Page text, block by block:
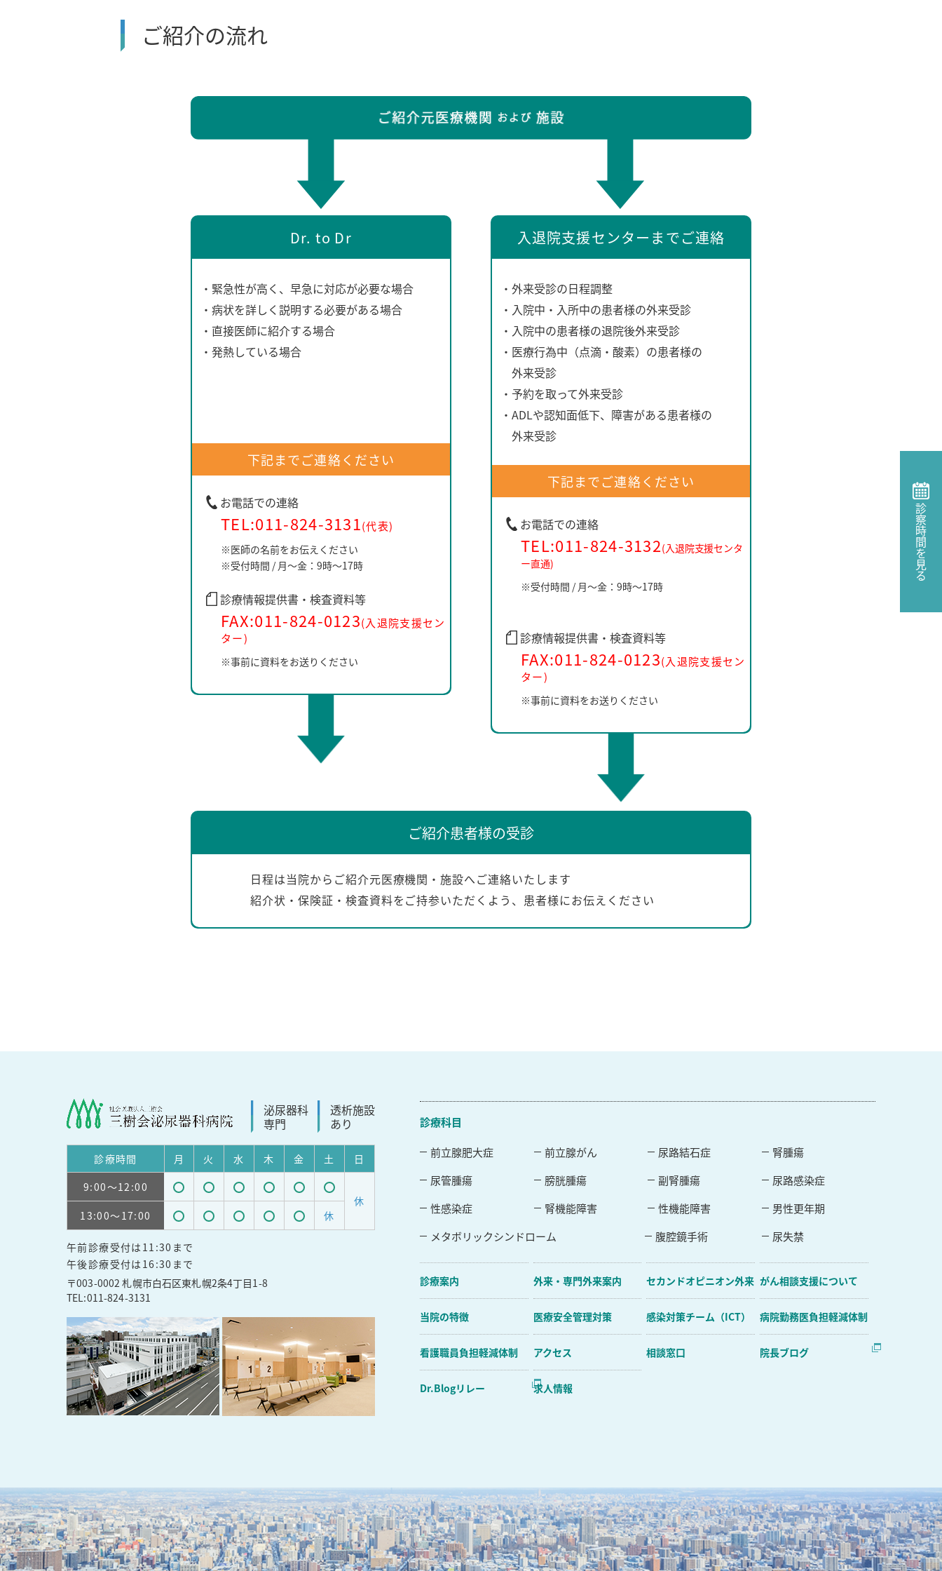
診察時間を見る
ご紹介の流れ
Dr. to Dr
・緊急性が高く、早急に対応が必要な場合
・病状を詳しく説明する必要がある場合
・直接医師に紹介する場合
・発熱している場合
下記までご連絡ください
お電話での連絡
TEL:011-824-3131(代表)
※医師の名前をお伝えください
※受付時間 / 月～金：9時～17時
診療情報提供書・検査資料等
FAX:011-824-0123(入退院支援セン
ター)
※事前に資料をお送りください
入退院支援センターまでご連絡
・外来受診の日程調整
・入院中・入所中の患者様の外来受診
・入院中の患者様の退院後外来受診
・医療行為中（点滴・酸素）の患者様の
外来受診
・予約を取って外来受診
・ADLや認知面低下、障害がある患者様の
外来受診
下記までご連絡ください
お電話での連絡
TEL:011-824-3132(入退院支援センタ
ー直通)
※受付時間 / 月～金：9時～17時
診療情報提供書・検査資料等
FAX:011-824-0123(入退院支援セン
ター)
※事前に資料をお送りください
ご紹介患者様の受診
日程は当院からご紹介元医療機関・施設へご連絡いたします
紹介状・保険証・検査資料をご持参いただくよう、患者様にお伝えください
泌尿器科
専門
透析施設
あり
診療時間 月 火 水 木 金 土
日
9:00～12:00
受
付
可
能
受
付
受
付
受
付
受
付
受
付
休
13:00～17:00
受
付
可
能
受
能
受
能
受
能
受
休
午前診療受付は11:30まで
午後診療受付は16:30まで
〒003-0002 札幌市白石区東札幌2条4丁目1-8
TEL:011-824-3131
診療科目
前立腺肥大症 前立腺がん 尿路結石症
腎腫瘍
尿管腫瘍
膀胱腫瘍 副腎腫瘍
尿路感染症
性感染症
腎機能障害 性機能障害
男性更年期
メタボリックシンドローム
腹腔鏡手術 尿失禁
診療案内 外来・専門外来案内 セカンドオピニオン外来 がん相談支援について
当院の特徴 医療安全管理対策 感染対策チーム（ICT） 病院勤務医負担軽減体制
看護職員負担軽減体制 アクセス 相談窓口 院長ブログ
Dr.Blogリレー 求人情報